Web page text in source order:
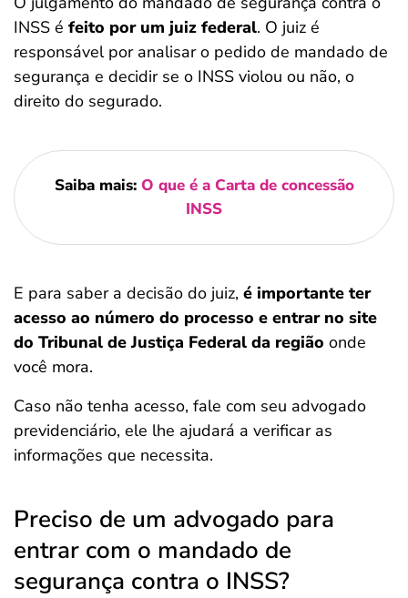
INSS é feito por um juiz federal. O juiz é
responsável por analisar o pedido de mandado de
segurança e decidir se o INSS violou ou não, o
direito do segurado.
Saiba mais: O que é a Carta de concessão
INSS
E para saber a decisão do juiz, é importante ter
acesso ao número do processo e entrar no site
do Tribunal de Justiça Federal da região onde
você mora.
Caso não tenha acesso, fale com seu advogado
previdenciário, ele lhe ajudará a verificar as
informações que necessita.
Preciso de um advogado para
entrar com o mandado de
segurança contra o INSS?